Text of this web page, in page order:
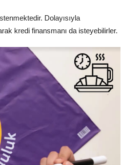
Dolayısıyla
kredi finansmanı da isteyebilirler.